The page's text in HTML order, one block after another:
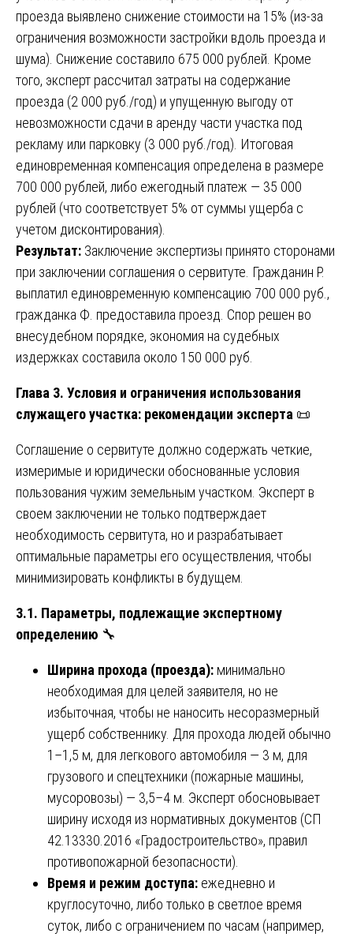
проезда выявлено снижение стоимости на 15% (из-за
ограничения возможности застройки вдоль проезда и
шума). Снижение составило 675 000 рублей. Кроме
того, эксперт рассчитал затраты на содержание
проезда (2 000 руб./год) и упущенную выгоду от
невозможности сдачи в аренду части участка под
рекламу или парковку (3 000 руб./год). Итоговая
единовременная компенсация определена в размере
700 000 рублей, либо ежегодный платеж — 35 000
рублей (что соответствует 5% от суммы ущерба с
учетом дисконтирования).
Результат: Заключение экспертизы принято сторонами
при заключении соглашения о сервитуте. Гражданин Р.
выплатил единовременную компенсацию 700 000 руб.,
гражданка Ф. предоставила проезд. Спор решен во
внесудебном порядке, экономия на судебных
издержках составила около 150 000 руб.
Глава 3. Условия и ограничения использования
служащего участка: рекомендации эксперта 📜
Соглашение о сервитуте должно содержать четкие,
измеримые и юридически обоснованные условия
пользования чужим земельным участком. Эксперт в
своем заключении не только подтверждает
необходимость сервитута, но и разрабатывает
оптимальные параметры его осуществления, чтобы
минимизировать конфликты в будущем.
3.1. Параметры, подлежащие экспертному
определению 🔧
Ширина прохода (проезда): минимально
необходимая для целей заявителя, но не
избыточная, чтобы не наносить несоразмерный
ущерб собственнику. Для прохода людей обычно
1–1,5 м, для легкового автомобиля — 3 м, для
грузового и спецтехники (пожарные машины,
мусоровозы) — 3,5–4 м. Эксперт обосновывает
ширину исходя из нормативных документов (СП
42.13330.2016 «Градостроительство», правил
противопожарной безопасности).
Время и режим доступа: ежедневно и
круглосуточно, либо только в светлое время
суток, либо с ограничением по часам (например,